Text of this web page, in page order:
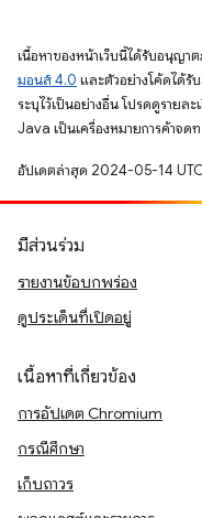
เนื้อหาของหน้าเว็บนี้ได้รับอนุญาต
มอนส์ 4.0 และตัวอย่างโค้ดได้รั
ระบุไว้เป็นอย่างอื่น โปรดดูรายละ
Java เป็นเครื่องหมายการค้าจ
อัปเดตล่าสุด 2024-05-14
มีส่วนร่วม
รายงานข้อบกพร่อง
ดูประเด็นที่เปิดอยู่
เนื้อหาที่เกี่ยวข้อง
การอัปเดต Chromium
กรณีศึกษา
เก็บถาวร